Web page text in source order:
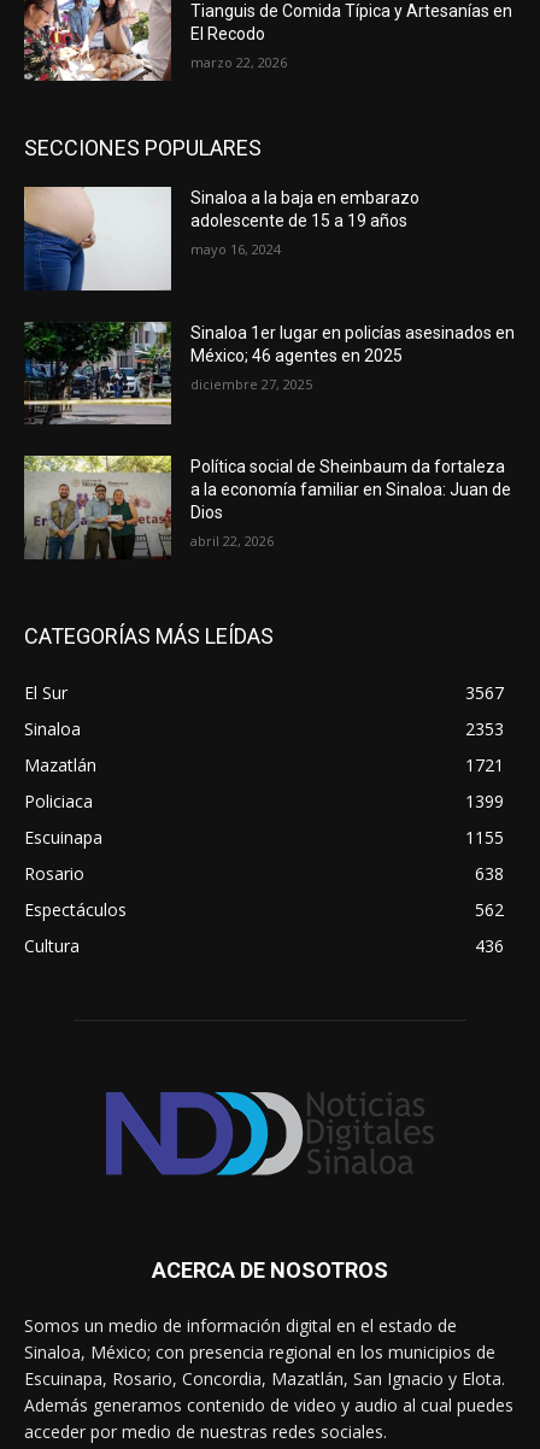
Tianguis de Comida Típica y Artesanías en
El Recodo
marzo 22, 2026
SECCIONES POPULARES
Sinaloa a la baja en embarazo
adolescente de 15 a 19 años
mayo 16, 2024
Sinaloa 1er lugar en policías asesinados en
México; 46 agentes en 2025
diciembre 27, 2025
Política social de Sheinbaum da fortaleza
a la economía familiar en Sinaloa: Juan de
Dios
abril 22, 2026
CATEGORÍAS MÁS LEÍDAS
El Sur
3567
Sinaloa
2353
Mazatlán
1721
Policiaca
1399
Escuinapa
1155
Rosario
638
Espectáculos
562
Cultura
436
ACERCA DE NOSOTROS
Somos un medio de información digital en el estado de
Sinaloa, México; con presencia regional en los municipios de
Escuinapa, Rosario, Concordia, Mazatlán, San Ignacio y Elota.
Además generamos contenido de video y audio al cual puedes
acceder por medio de nuestras redes sociales.